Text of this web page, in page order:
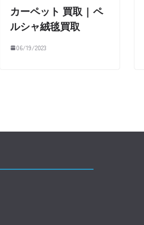
カーペット 買取 | ペ
ルシャ絨毯買取
06/19/2023